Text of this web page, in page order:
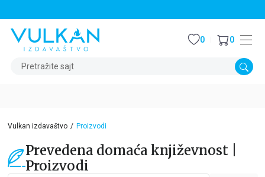
Pretražite sajt
0 0
Vulkan izdavaštvo Proizvodi
Prevedena domaća književnost |
Proizvodi